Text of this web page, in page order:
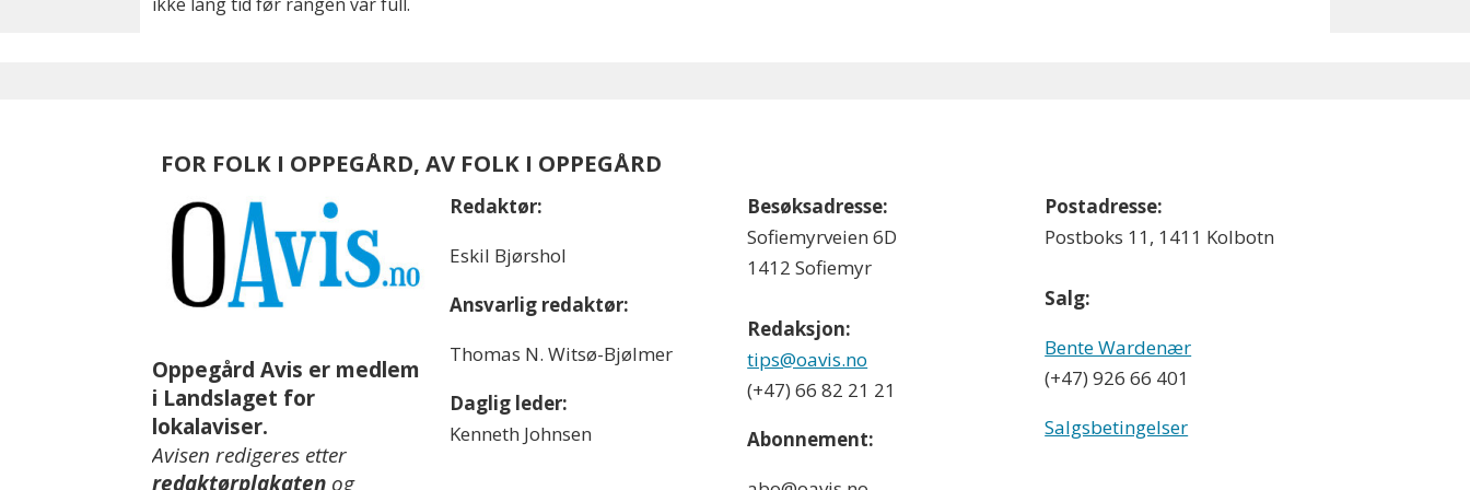
FOR FOLK I OPPEGÅRD, AV FOLK I OPPEGÅRD
Oppegård Avis er medlem
i Landslaget for
lokalaviser.
Avisen redigeres etter
redaktørplakaten og
Redaktør:
Eskil Bjørshol
Ansvarlig redaktør:
Thomas N. Witsø-Bjølmer
Daglig leder:
Kenneth Johnsen
Besøksadresse:
Sofiemyrveien 6D
1412 Sofiemyr
Redaksjon:
tips@oavis.no
(+47) 66 82 21 21
Abonnement:
Postadresse:
Postboks 11, 1411 Kolbotn
Salg:
Bente Wardenær
(+47) 926 66 401
Salgsbetingelser